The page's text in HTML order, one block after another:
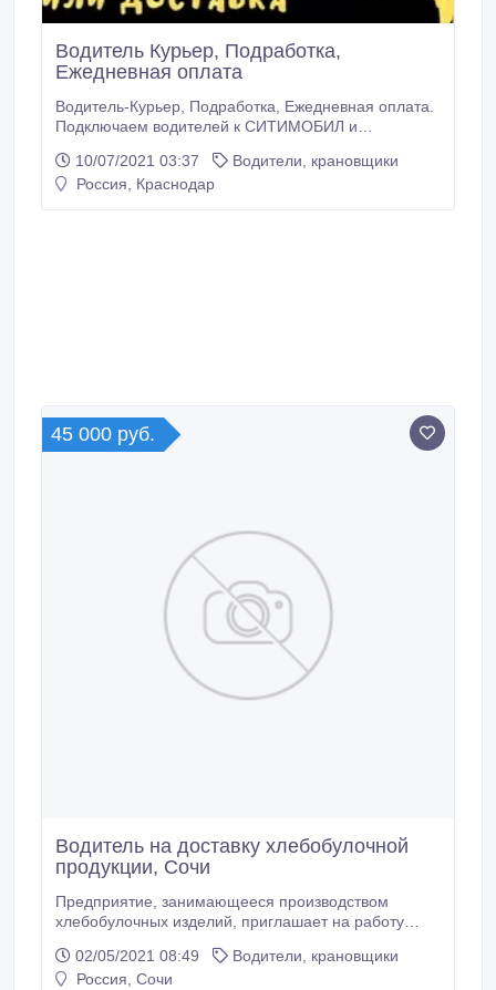
Водитель Курьер, Подработка,
Ежедневная оплата
Водитель-Курьер, Подработка, Ежедневная оплата.
Подключаем водителей к СИТИМОБИЛ и
автомобиле и доставляйте заказы из интернет-
магазинов, магазинов, кафе, от юридических и
10/07/2021 03:37
Водители, крановщики
Россия, Краснодар
45 000 руб.
Водитель на доставку хлебобулочной
продукции, Сочи
Предприятие, занимающееся производством
хлебобулочных изделий, приглашает на работу
обязанности: развозка и доставка хлебной
продукции. Работа стабильная. Зарплата 2 раза в
02/05/2021 08:49
Водители, крановщики
Россия, Сочи